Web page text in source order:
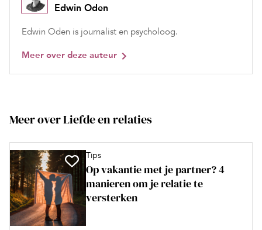
Edwin Oden
Edwin Oden is journalist en psycholoog.
Meer over deze auteur
Meer over Liefde en relaties
Tips
Op vakantie met je partner? 4
manieren om je relatie te
versterken